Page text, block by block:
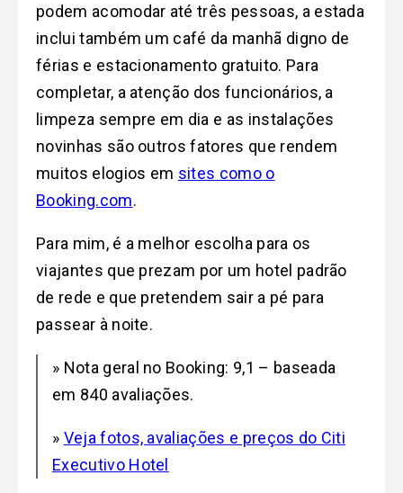
podem acomodar até três pessoas, a estada
inclui também um café da manhã digno de
férias e estacionamento gratuito. Para
completar, a atenção dos funcionários, a
limpeza sempre em dia e as instalações
novinhas são outros fatores que rendem
muitos elogios em sites como o
Booking.com.
Para mim, é a melhor escolha para os
viajantes que prezam por um hotel padrão
de rede e que pretendem sair a pé para
passear à noite.
» Nota geral no Booking: 9,1 – baseada
em 840 avaliações.
» Veja fotos, avaliações e preços do Citi
Executivo Hotel